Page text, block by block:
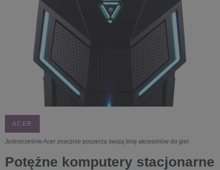
ACER
Jednocześnie Acer znacznie poszerza swoją linię akcesoriów do gier
Potężne komputery stacjonarne